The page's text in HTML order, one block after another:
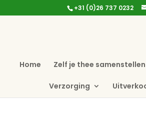
+31 (0)26 737 0232
Home Zelf je thee samenstellen
Verzorging